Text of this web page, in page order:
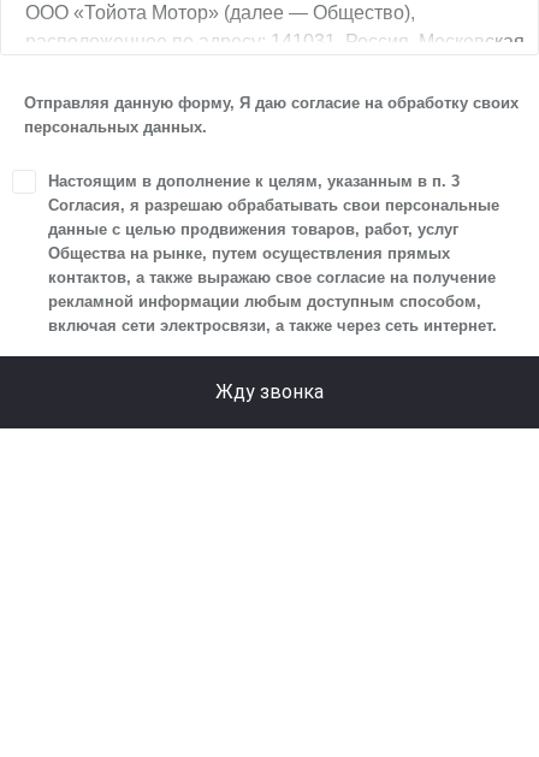
ООО «Тойота Мотор» (далее — Общество),
расположенное по адресу: 141031, Россия, Московская
ТПЗ «Алтуфьево», вл. 5, стр. 1, является оператором
персональных данных.
1. Настоящим я даю согласие Обществу на обработку
своих персональных данных, а именно: имени, отчества,
фамилии, контактных данных (включая номер телефона
и адрес электронной почты), адреса, сведений
о впечатлениях, интересах, предпочтениях
к автомобилю(-ям) и товарам/услугам, IP-адреса,
сайта, уникального идентификатора посетителя сайта,
предпочтительного времени и способа для контакта,
Отправляя данную форму, Я даю согласие на обработку своих
персональных данных.
Настоящим в дополнение к целям, указанным в п. 3
Согласия, я разрешаю обрабатывать свои персональные
данные с целью продвижения товаров, работ, услуг
Общества на рынке, путем осуществления прямых
контактов, а также выражаю свое согласие на получение
рекламной информации любым доступным способом,
включая сети электросвязи, а также через сеть интернет.
Жду звонка